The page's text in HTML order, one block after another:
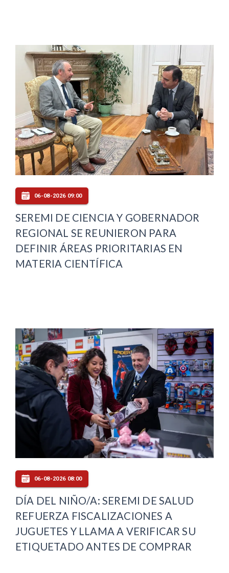
06-08-2026 09:00
SEREMI DE CIENCIA Y GOBERNADOR
REGIONAL SE REUNIERON PARA
DEFINIR ÁREAS PRIORITARIAS EN
MATERIA CIENTÍFICA
06-08-2026 08:00
DÍA DEL NIÑO/A: SEREMI DE SALUD
REFUERZA FISCALIZACIONES A
JUGUETES Y LLAMA A VERIFICAR SU
ETIQUETADO ANTES DE COMPRAR